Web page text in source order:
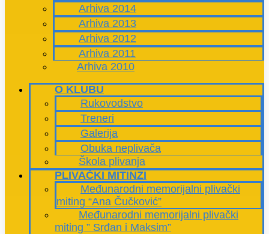
Arhiva 2014
Arhiva 2013
Arhiva 2012
Arhiva 2011
Arhiva 2010
O KLUBU
Rukovodstvo
Treneri
Galerija
Obuka neplivača
Škola plivanja
PLIVAČKI MITINZI
Međunarodni memorijalni plivački
miting “Ana Čučković”
Međunarodni memorijalni plivački
miting ” Srđan i Maksim”